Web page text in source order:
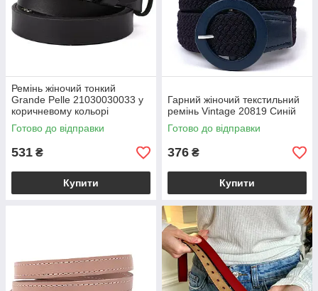
Ремінь жіночий тонкий
Grande Pelle 21030030033 у
коричневому кольорі
Готово до відправки
531 ₴
Купити
Гарний жіночий текстильний
ремінь Vintage 20819 Синій
Готово до відправки
376 ₴
Купити